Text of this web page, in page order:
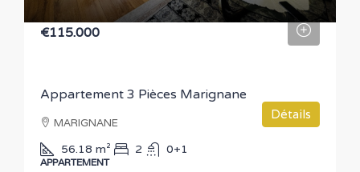
€115.000
Appartement 3 Pièces Marignane
MARIGNANE
56.18 m² 2 0+1
APPARTEMENT
Détails